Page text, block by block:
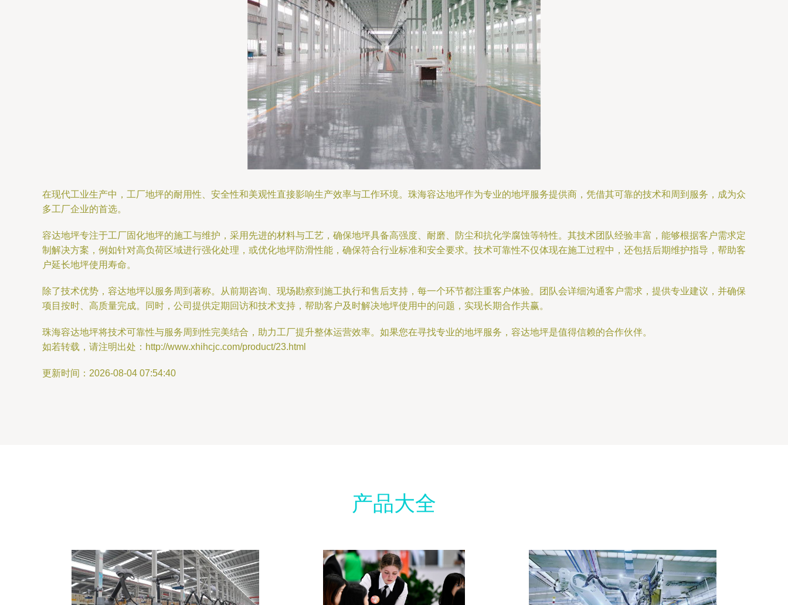
在现代工业生产中，工厂地坪的耐用性、安全性和美观性直接影响生产效率与工作环境。珠海容达地坪作为专业的地坪服务提供商，凭借其可靠的技术和周到服务，成为众
多工厂企业的首选。
容达地坪专注于工厂固化地坪的施工与维护，采用先进的材料与工艺，确保地坪具备高强度、耐磨、防尘和抗化学腐蚀等特性。其技术团队经验丰富，能够根据客户需求定
制解决方案，例如针对高负荷区域进行强化处理，或优化地坪防滑性能，确保符合行业标准和安全要求。技术可靠性不仅体现在施工过程中，还包括后期维护指导，帮助客
户延长地坪使用寿命。
除了技术优势，容达地坪以服务周到著称。从前期咨询、现场勘察到施工执行和售后支持，每一个环节都注重客户体验。团队会详细沟通客户需求，提供专业建议，并确保
项目按时、高质量完成。同时，公司提供定期回访和技术支持，帮助客户及时解决地坪使用中的问题，实现长期合作共赢。
珠海容达地坪将技术可靠性与服务周到性完美结合，助力工厂提升整体运营效率。如果您在寻找专业的地坪服务，容达地坪是值得信赖的合作伙伴。
如若转载，请注明出处：http://www.xhihcjc.com/product/23.html
更新时间：2026-08-04 07:54:40
产品大全